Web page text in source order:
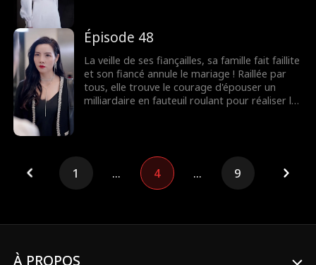
n'était pas du tout handicapé !
Épisode 48
La veille de ses fiançailles, sa famille fait faillite
et son fiancé annule le mariage ! Raillée par
tous, elle trouve le courage d'épouser un
milliardaire en fauteuil roulant pour réaliser le
1 ... 4 ... 9
À PROPOS